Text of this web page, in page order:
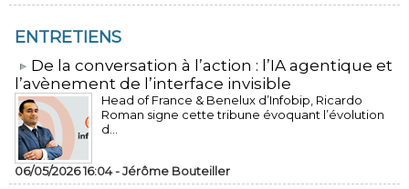
ENTRETIENS
​De la conversation à l’action : l’IA agentique et
l’avènement de l’interface invisible
Head of France & Benelux d’Infobip, Ricardo
Roman signe cette tribune évoquant l’évolution
d...
06/05/2026 16:04 -Jérôme Bouteiller